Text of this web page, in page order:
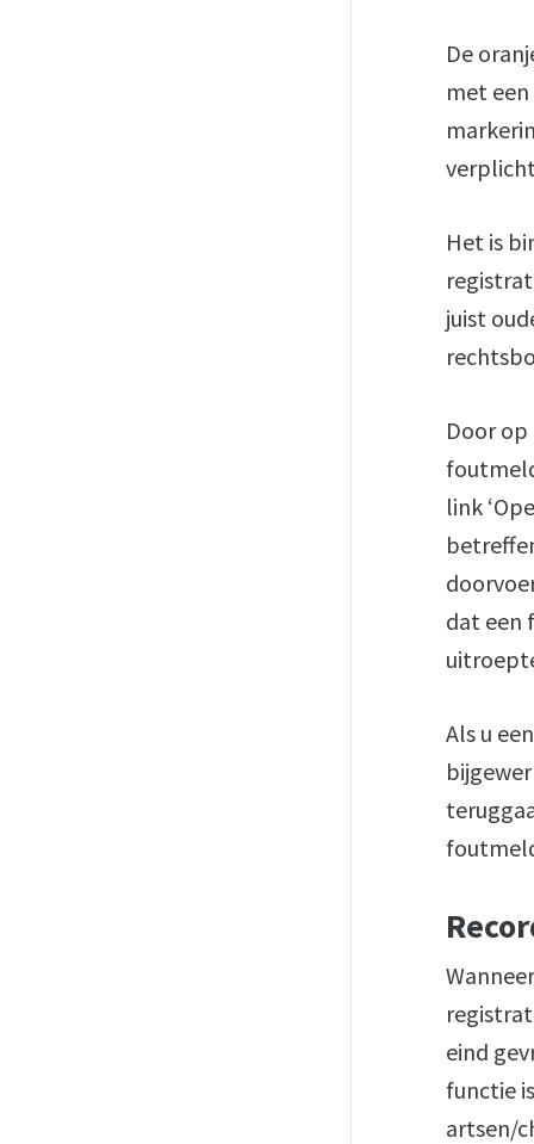
De
met
Het is
juist
Door
link
dat een
Als u
eind
functie
artsen/